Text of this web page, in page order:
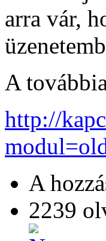
arra vár,
A
http://
A
2239